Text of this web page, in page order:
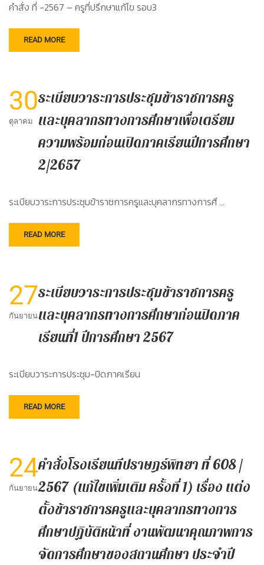
คำสั่ง ที่ -2567 – ครูที่ปรึกษาแก้ไข รอบ3
READ MORE
30
ตุลาคม
ระเบียบวาระการประชุมข้าราชการครู
และบุคลากรทางการศึกษาเพื่อเตรียม
ความพร้อมก่อนเปิดภาคเรียนปีการศึกษา
2/2657
ระเบียบวาระการประชุมข้าราชการครูและบุคลากรทางการศึ …
READ MORE
27
กันยายน
ระเบียบวาระการประชุมข้าราชการครู
และบุคลากรทางการศึกษาก่อนปิดภาค
เรียนที่1 ปีการศึกษา 2567
ระเบียบวาระการประชุม-ปิดภาคเรียน
READ MORE
24
กันยายน
คำสั่งโรงเรียนทีปราษฎร์พิทยา ที่ 608 /
2567 (แก้ไขเพิ่มเติม ครั้งที่ 1) เรื่อง แต่ง
ตั้งข้าราชการครูและบุคลากรทางการ
ศึกษาปฏิบัติหน้าที่ งานพัฒนาคุณภาพการ
จัดการศึกษาของสถานศึกษา ประจำปี